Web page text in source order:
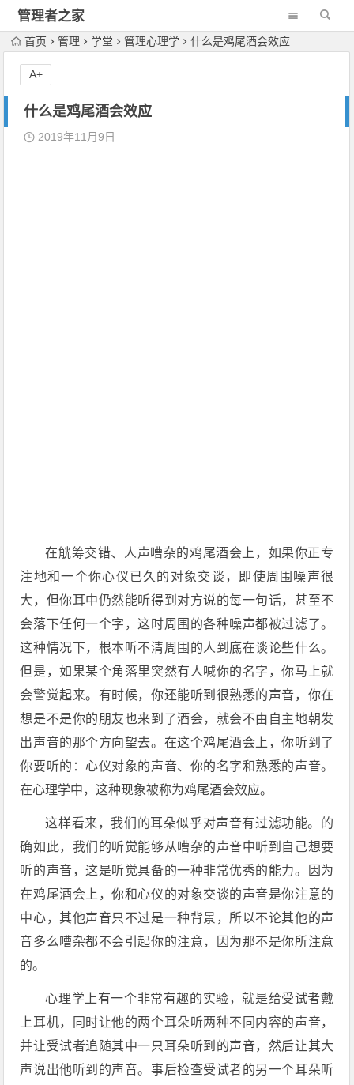
管理者之家
首页 管理 学堂 管理心理学 什么是鸡尾酒会效应
什么是鸡尾酒会效应
2019年11月9日
在觥筹交错、人声嘈杂的鸡尾酒会上，如果你正专
注地和一个你心仪已久的对象交谈，即使周围噪声很
大，但你耳中仍然能听得到对方说的每一句话，甚至不
会落下任何一个字，这时周围的各种噪声都被过滤了。
这种情况下，根本听不清周围的人到底在谈论些什么。
但是，如果某个角落里突然有人喊你的名字，你马上就
会警觉起来。有时候，你还能听到很熟悉的声音，你在
想是不是你的朋友也来到了酒会，就会不由自主地朝发
出声音的那个方向望去。在这个鸡尾酒会上，你听到了
你要听的：心仪对象的声音、你的名字和熟悉的声音。
在心理学中，这种现象被称为鸡尾酒会效应。
这样看来，我们的耳朵似乎对声音有过滤功能。的
确如此，我们的听觉能够从嘈杂的声音中听到自己想要
听的声音，这是听觉具备的一种非常优秀的能力。因为
在鸡尾酒会上，你和心仪的对象交谈的声音是你注意的
中心，其他声音只不过是一种背景，所以不论其他的声
音多么嘈杂都不会引起你的注意，因为那不是你所注意
的。
心理学上有一个非常有趣的实验，就是给受试者戴
上耳机，同时让他的两个耳朵听两种不同内容的声音，
并让受试者追随其中一只耳朵听到的声音，然后让其大
声说出他听到的声音。事后检查受试者的另一个耳朵听
A+